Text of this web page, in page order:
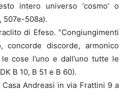
intero universo ‘cosmo’ o
507e-508a).
di Efeso. “Congiungimenti
discorde, armonico
cose l’uno e dall’uno tutte le
B 10, B 51 e B 60).
Andreasi in via Frattini 9 a